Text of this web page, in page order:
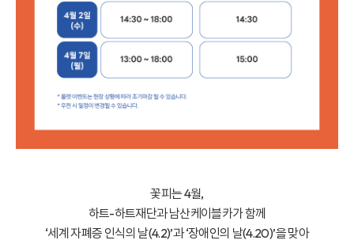
꽃피는 4월,
하트-하트재단과 남산케이블카가 함께
‘세계 자폐증 인식의 날(4.2)’과 ‘장애인의 날(4.20)’을 맞아